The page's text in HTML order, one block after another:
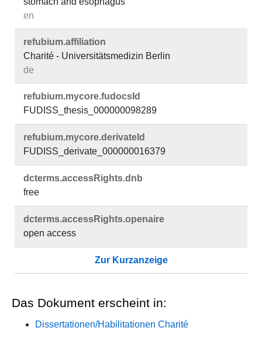
en
refubium.​affiliation
Charité - Universitätsmedizin Berlin
de
refubium.​mycore.​fudocsId
FUDISS_thesis_000000098289
refubium.​mycore.​derivateId
FUDISS_derivate_000000016379
dcterms.​accessRights.​dnb
free
dcterms.​accessRights.​openaire
open access
Zur Kurzanzeige
Das Dokument erscheint in:
Dissertationen/Habilitationen Charité